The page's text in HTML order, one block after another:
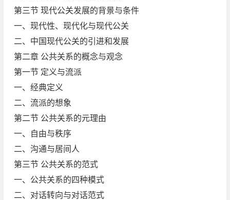
第三节 现代公关发展的背景与条件
一、现代性、现代化与现代公关
二、中国现代公关的引进和发展
第二章 公共关系的概念与观念
第一节 定义与流派
一、经典定义
二、流派的想象
第二节 公共关系的元理由
一、自由与秩序
二、沟通与居间人
第三节 公共关系的范式
一、公共关系的四种模式
二、对话转向与对话范式